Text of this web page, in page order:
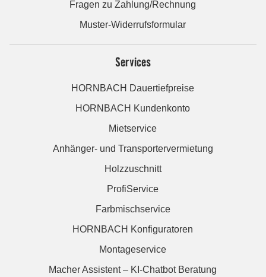
Fragen zu Zahlung/Rechnung
Muster-Widerrufsformular
Services
HORNBACH Dauertiefpreise
HORNBACH Kundenkonto
Mietservice
Anhänger- und Transportervermietung
Holzzuschnitt
ProfiService
Farbmischservice
HORNBACH Konfiguratoren
Montageservice
Macher Assistent – KI-Chatbot Beratung